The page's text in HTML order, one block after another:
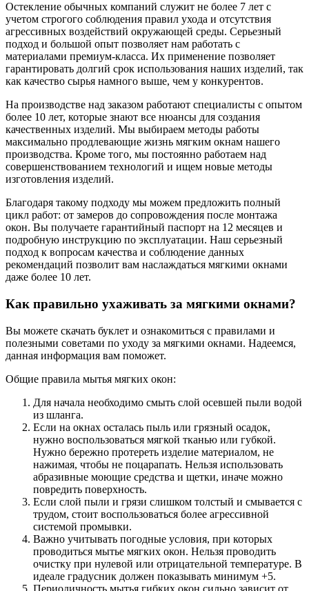
Остекление обычных компаний служит не более 7 лет с
учетом строгого соблюдения правил ухода и отсутствия
агрессивных воздействий окружающей среды. Серьезный
подход и большой опыт позволяет нам работать с
материалами премиум-класса. Их применение позволяет
гарантировать долгий срок использования наших изделий, так
как качество сырья намного выше, чем у конкурентов.
На производстве над заказом работают специалисты с опытом
более 10 лет, которые знают все нюансы для создания
качественных изделий. Мы выбираем методы работы
максимально продлевающие жизнь мягким окнам нашего
производства. Кроме того, мы постоянно работаем над
совершенствованием технологий и ищем новые методы
изготовления изделий.
Благодаря такому подходу мы можем предложить полный
цикл работ: от замеров до сопровождения после монтажа
окон. Вы получаете гарантийный паспорт на 12 месяцев и
подробную инструкцию по эксплуатации. Наш серьезный
подход к вопросам качества и соблюдение данных
рекомендаций позволит вам наслаждаться мягкими окнами
даже более 10 лет.
Как правильно ухаживать за мягкими окнами?
Вы можете скачать буклет и ознакомиться с правилами и
полезными советами по уходу за мягкими окнами. Надеемся,
данная информация вам поможет.
Общие правила мытья мягких окон:
Для начала необходимо смыть слой осевшей пыли водой
из шланга.
Если на окнах осталась пыль или грязный осадок,
нужно воспользоваться мягкой тканью или губкой.
Нужно бережно протереть изделие материалом, не
нажимая, чтобы не поцарапать. Нельзя использовать
абразивные моющие средства и щетки, иначе можно
повредить поверхность.
Если слой пыли и грязи слишком толстый и смывается с
трудом, стоит воспользоваться более агрессивной
системой промывки.
Важно учитывать погодные условия, при которых
проводиться мытье мягких окон. Нельзя проводить
очистку при нулевой или отрицательной температуре. В
идеале градусник должен показывать минимум +5.
Периодичность мытья гибких окон сильно зависит от